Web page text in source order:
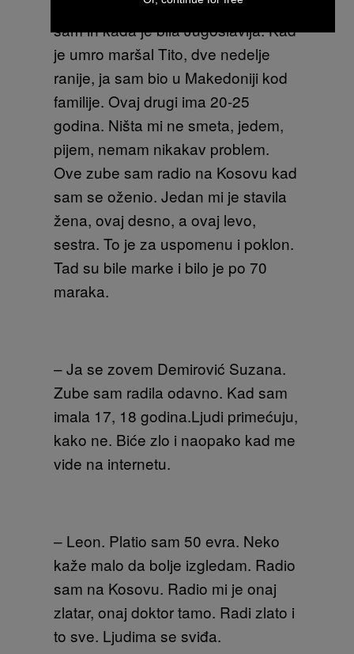
– Ja sam Dževad Bajramaj, pravio
sam ih kada je bila Jugoslavija. Kad
je umro maršal Tito, dve nedelje
ranije, ja sam bio u Makedoniji kod
familije. Ovaj drugi ima 20-25
godina. Ništa mi ne smeta, jedem,
pijem, nemam nikakav problem.
Ove zube sam radio na Kosovu kad
sam se oženio. Jedan mi je stavila
žena, ovaj desno, a ovaj levo,
sestra. To je za uspomenu i poklon.
Tad su bile marke i bilo je po 70
maraka.
– Ja se zovem Demirović Suzana.
Zube sam radila odavno. Kad sam
imala 17, 18 godina.Ljudi primećuju,
kako ne. Biće zlo i naopako kad me
vide na internetu.
– Leon. Platio sam 50 evra. Neko
kaže malo da bolje izgledam. Radio
sam na Kosovu. Radio mi je onaj
zlatar, onaj doktor tamo. Radi zlato i
to sve. Ljudima se sviđa.